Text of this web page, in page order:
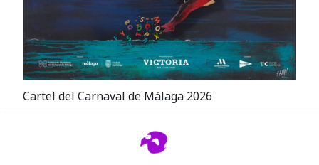
Cartel del Carnaval de Málaga 2026